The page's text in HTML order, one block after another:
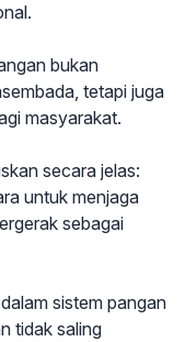
bukan
tetapi juga
masyarakat.
secara jelas:
untuk menjaga
sebagai
sistem pangan
tidak saling